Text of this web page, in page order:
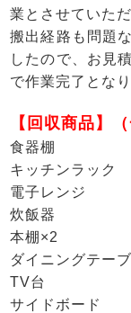
業とさせていた
搬出経路も問題
したので、お見
で作業完了となり
【回収商品】（
食器棚
キッチンラック
電子レンジ
炊飯器
本棚×2
ダイニングテー
TV台
サイドボード